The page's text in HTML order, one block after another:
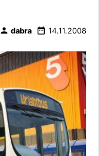
person dabra date_range 14.11.2008